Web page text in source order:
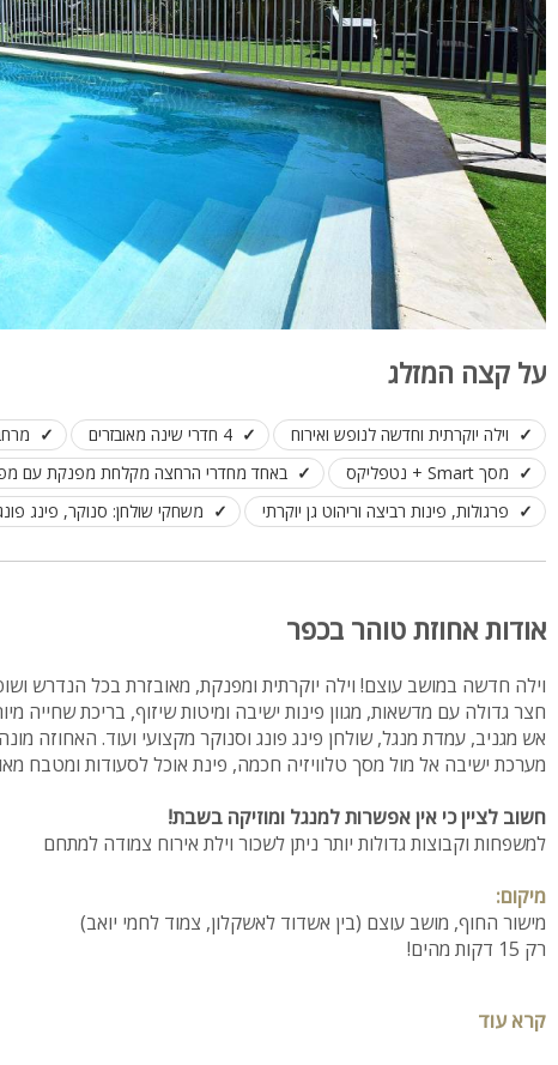
על קצה המזלג
וילה יוקרתית וחדשה לנופש ואירוח 4 חדרי שינה מאובזרים
מסך Smart + נטפליקס
באחד מחדרי הרחצה מקלחת מפנקת עם
פרגולות, פינות רביצה וריהוט גן יוקרתי
משחקי שולחן: סנוקר, פינג
אודות אחוזת טוהר בכפר
וילה חדשה במושב עוצם! וילה יוקרתית ומפנקת, מאובזרת בכל הנדרש
חצר גדולה עם מדשאות, מגוון פינות ישיבה ומיטות שיזוף, בריכת שחייה
מערכת ישיבה אל מול מסך טלוויזיה חכמה, פינת אוכל לסעודות ומטבח
חשוב לציין כי אין אפשרות למנגל ומוזיקה בשבת!
למשפחות וקבוצות גדולות יותר ניתן לשכור וילת אירוח צמודה למתחם
מיקום:
מישור החוף, מושב עוצם (בין אשדוד לאשקלון, צמוד לחמי יואב)
רק 15 דקות מהים!
4 חדרי שינה מפנקים
קרא עוד